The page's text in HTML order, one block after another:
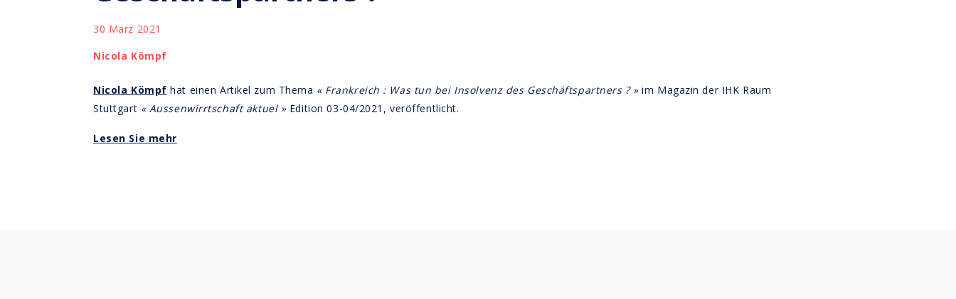
30 März 2021
Nicola Kömpf
Nicola Kömpf hat einen Artikel zum Thema « Frankreich : Was tun bei Insolvenz des Geschäftspartners ? »im Magazin der IHK Raum
Stuttgart « Aussenwirrtschaft aktuel »Edition 03-04/2021, veröffentlicht.
Lesen Sie mehr